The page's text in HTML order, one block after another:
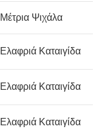
Μέτρια Ψιχάλα
Ελαφριά Καταιγίδα
Ελαφριά Καταιγίδα
Ελαφριά Καταιγίδα